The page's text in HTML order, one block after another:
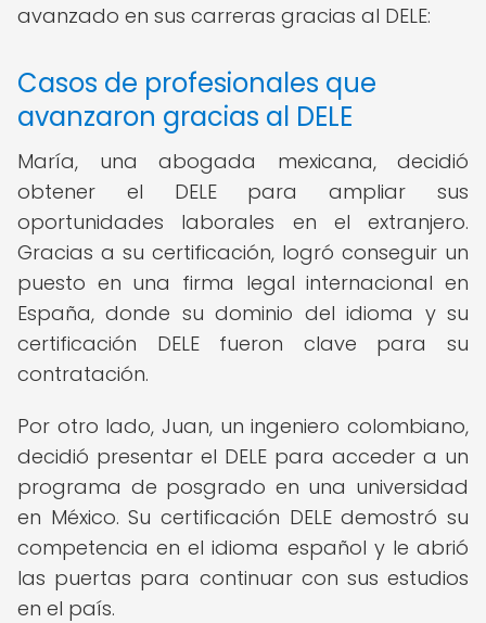
avanzado en sus carreras gracias al DELE:
Casos de profesionales que
avanzaron gracias al DELE
María, una abogada mexicana, decidió
obtener el DELE para ampliar sus
oportunidades laborales en el extranjero.
Gracias a su certificación, logró conseguir un
puesto en una firma legal internacional en
España, donde su dominio del idioma y su
certificación DELE fueron clave para su
contratación.
Por otro lado, Juan, un ingeniero colombiano,
decidió presentar el DELE para acceder a un
programa de posgrado en una universidad
en México. Su certificación DELE demostró su
competencia en el idioma español y le abrió
las puertas para continuar con sus estudios
en el país.